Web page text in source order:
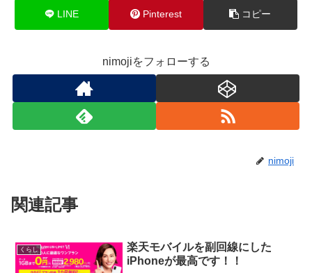
LINE Pinterest コピー
nimojiをフォローする
nimoji
関連記事
くらし
楽天モバイルを副回線にした
iPhoneが最高です！！